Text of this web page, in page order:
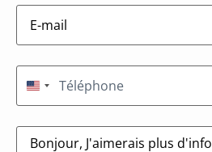
E-
mail(Nécessaire)
Téléphone(Nécessaire)
États-Unis +1
Message